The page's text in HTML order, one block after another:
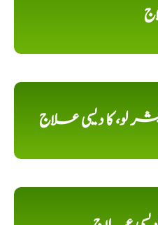
لو، کا دیسی علاج